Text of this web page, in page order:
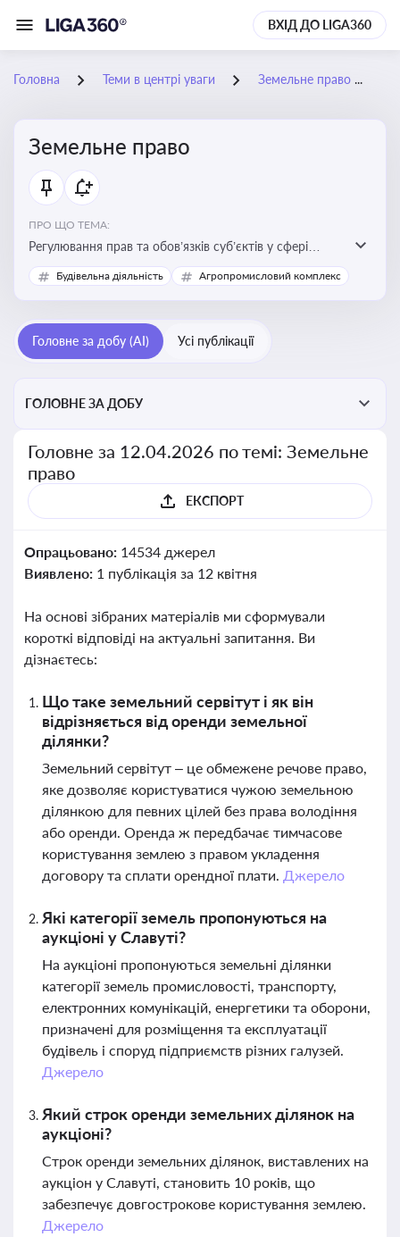
ВХІД ДО LIGA360
Головна Теми в центрі уваги Земельне право
Земельне право
ПРО ЩО ТЕМА:
Регулювання прав та обов’язків суб’єктів у сфері
користування землею, земельний сервітут, що є
критично важливим для захисту майнових прав
ефективного управління земельними ресурсами
Будівельна діяльність Агропромисловий комплекс
Головне за добу (AI) Усі публікації
ГОЛОВНЕ ЗА ДОБУ
Головне за 12.04.2026 по темі: Земельне
право
ЕКСПОРТ
Опрацьовано: 14534 джерел
Виявлено: 1 публікація за 12 квітня
На основі зібраних матеріалів ми сформували
короткі відповіді на актуальні запитання. Ви
дізнаєтесь:
Що таке земельний сервітут і як він
відрізняється від оренди земельної
ділянки?
Земельний сервітут – це обмежене речове право,
яке дозволяє користуватися чужою земельною
ділянкою для певних цілей без права володіння
або оренди. Оренда ж передбачає тимчасове
користування землею з правом укладення
договору та сплати орендної плати. Джерело
Які категорії земель пропонуються на
аукціоні у Славуті?
На аукціоні пропонуються земельні ділянки
категорії земель промисловості, транспорту,
електронних комунікацій, енергетики та оборони,
призначені для розміщення та експлуатації
будівель і споруд підприємств різних галузей.
Джерело
Який строк оренди земельних ділянок на
аукціоні?
Строк оренди земельних ділянок, виставлених на
аукціон у Славуті, становить 10 років, що
забезпечує довгострокове користування землею.
Джерело